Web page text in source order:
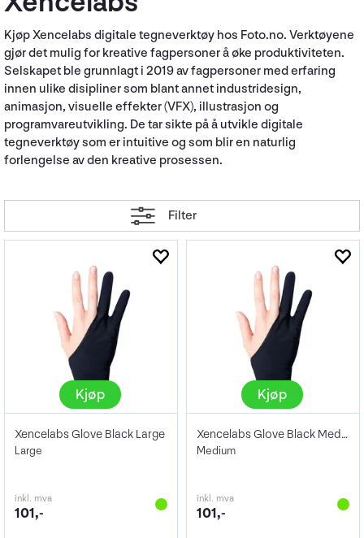
Kjøp Xencelabs digitale tegneverktøy hos Foto.no. Verktøyene
gjør det mulig for kreative fagpersoner å øke produktiviteten.
Selskapet ble grunnlagt i 2019 av fagpersoner med erfaring
innen ulike disipliner som blant annet industridesign,
animasjon, visuelle effekter (VFX), illustrasjon og
programvareutvikling. De tar sikte på å utvikle digitale
tegneverktøy som er intuitive og som blir en naturlig
forlengelse av den kreative prosessen.
Filter
Kjøp
Xencelabs Glove Black Large
Large
inkl. mva
101,-
Kjøp
Xencelabs Glove Black Medium
Medium
inkl. mva
101,-